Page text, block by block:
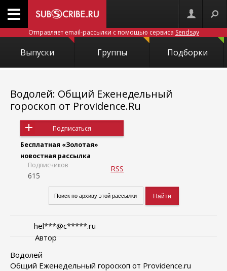
Отправляет email-рассылки с помощью сервиса Sendsay
Выпуски Группы Подборки
Водолей: Общий Еженедельный
гороскоп от Providence.Ru
Подписаться
Бесплатная «Золотая»
новостная рассылка
Подписчиков
615
RSS
Автор
hel***@c*****.ru
Водолей
Общий Еженедельный гороскоп от Providence.ru